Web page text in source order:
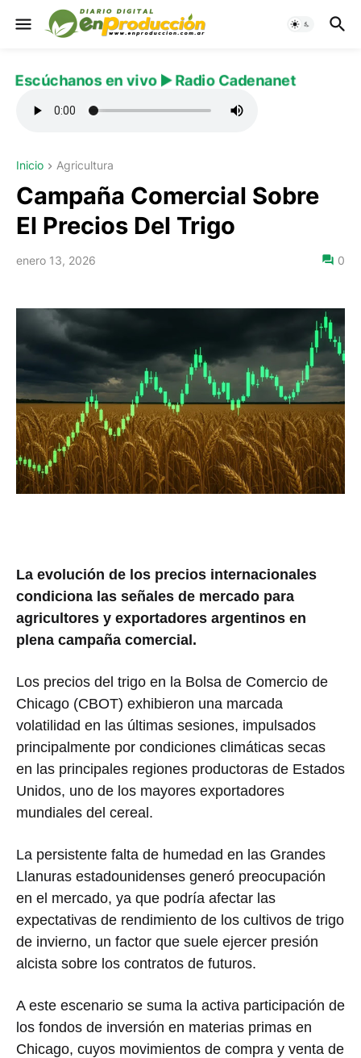
Escúchanos en vivo ▶️ Radio Cadenanet
Inicio Agricultura
Campaña Comercial Sobre
El Precios Del Trigo
enero 13, 2026 0
La evolución de los precios internacionales
condiciona las señales de mercado para
agricultores y exportadores argentinos en
plena campaña comercial.
Los precios del trigo en la Bolsa de Comercio de
Chicago (CBOT) exhibieron una marcada
volatilidad en las últimas sesiones, impulsados
principalmente por condiciones climáticas secas
en las principales regiones productoras de Estados
Unidos, uno de los mayores exportadores
mundiales del cereal.
La persistente falta de humedad en las Grandes
Llanuras estadounidenses generó preocupación
en el mercado, ya que podría afectar las
expectativas de rendimiento de los cultivos de trigo
de invierno, un factor que suele ejercer presión
alcista sobre los contratos de futuros.
A este escenario se suma la activa participación de
los fondos de inversión en materias primas en
Chicago, cuyos movimientos de compra y venta de